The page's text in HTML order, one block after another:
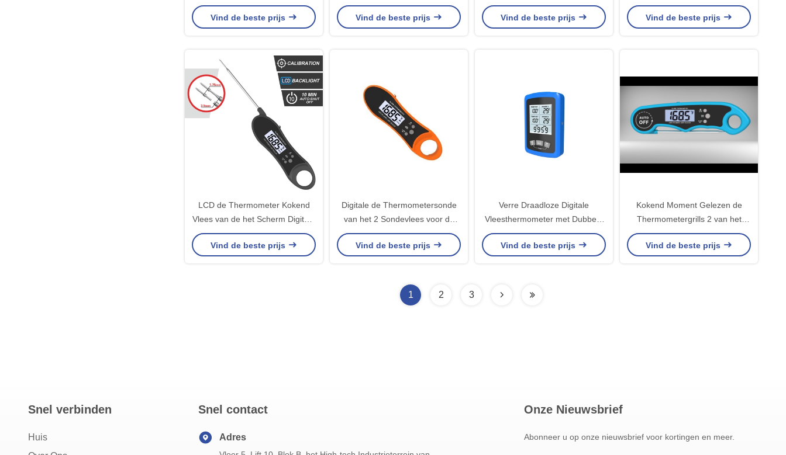
Digitale Grill Vertoning met
Standaardprogramma
Vind de beste prijs
BARBECUEvlees Dubbele Sonde
met Kaliberbepalingsfunctie
Vind de beste prijs
rokers Dubbele Sonde Digitale
de Sondekeuken
Vind de beste prijs
Kokende Thermometer met
Temperaturenalarm roosteren
Vind de beste prijs
LCD de Thermometer Kokend
Vlees van de het Scherm Digitaal
BARBECUE met Waterdichte
IP65
Vind de beste prijs
Digitale de Thermometersonde
van het 2 Sondevlees voor de
Navulbare Batterij van de
Rokersgrill
Vind de beste prijs
Verre Draadloze Digitale
Vleesthermometer met Dubbele
Sondes Handbarbecue
Vind de beste prijs
Kokend Moment Gelezen de
Thermometergrills 2 van het
Barbecuevlees FCC LFGB van
Sondece
Vind de beste prijs
1 2 3
Snel verbinden
Huis
Snel contact
Adres
Onze Nieuwsbrief
Abonneer u op onze nieuwsbrief voor kortingen en meer.